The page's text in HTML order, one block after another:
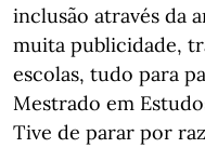
inclusão através da
muita publicidade,
escolas, tudo para
Mestrado em
Tive de parar por